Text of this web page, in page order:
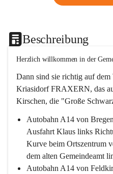
Beschreibung
Herzlich willkommen in der
Dann sind sie richtig auf
Kriasidorf FRAXERN, das
Kirschen, die "Große
Autobahn A14 von
Ausfahrt Klaus links
Kurve beim Ortszentrum
dem alten Gemeindeamt
Autobahn A14 von